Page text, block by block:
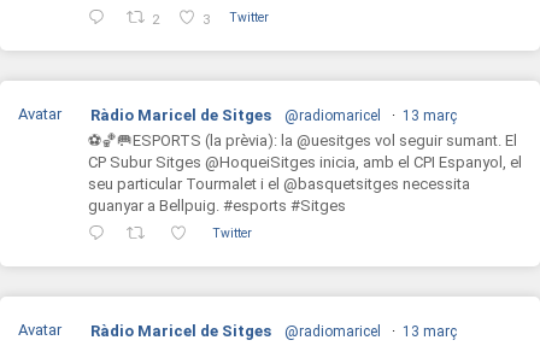
2 3 Twitter
Avatar Ràdio Maricel de Sitges @radiomaricel · 13 març
⚽️🏀🥅ESPORTS (la prèvia): la @uesitges vol seguir sumant. El
CP Subur Sitges @HoqueiSitges inicia, amb el CPI Espanyol, el
seu particular Tourmalet i el @basquetsitges necessita
guanyar a Bellpuig. #esports #Sitges
Twitter
Avatar Ràdio Maricel de Sitges @radiomaricel · 13 març